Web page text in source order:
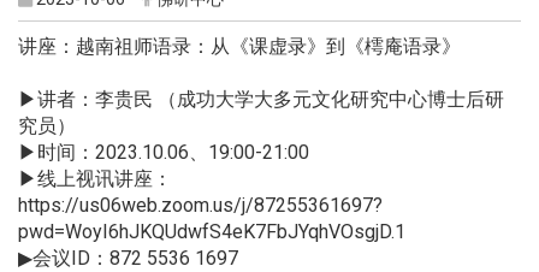
讲座：越南祖师语录：从《课虚录》到《樗庵语录》
▶讲者：李贵民 （成功大学大多元文化研究中心博士后研
究员）
▶时间：2023.10.06、19:00-21:00
▶线上视讯讲座：
https://us06web.zoom.us/j/87255361697?
pwd=WoyI6hJKQUdwfS4eK7FbJYqhVOsgjD.1
▶会议ID：872 5536 1697